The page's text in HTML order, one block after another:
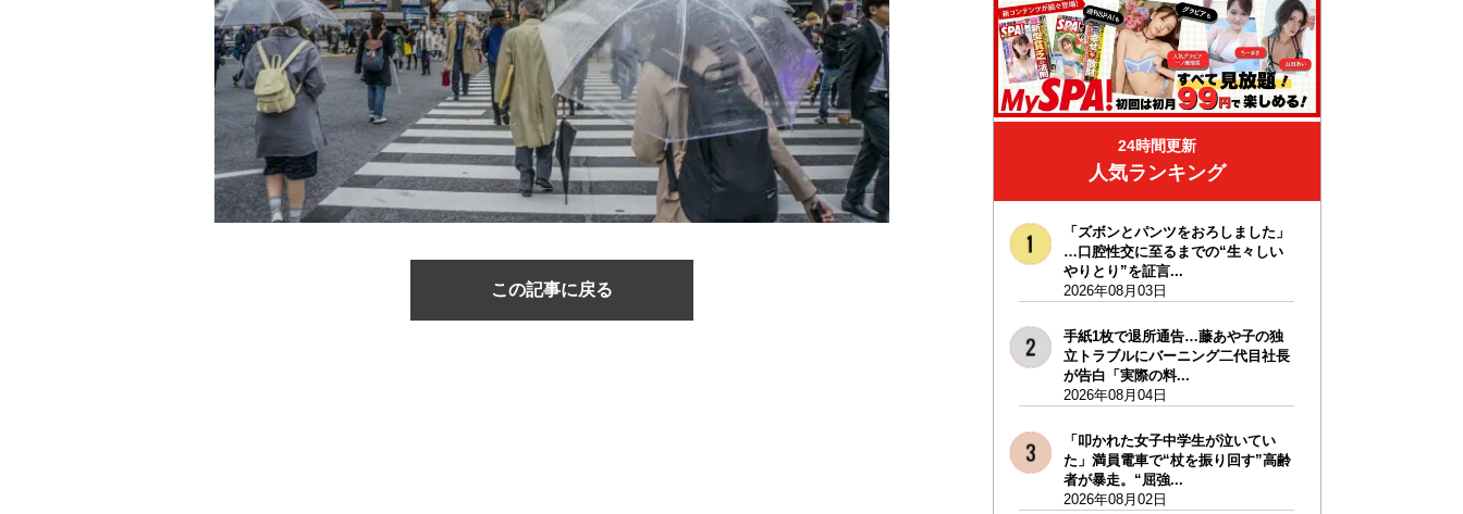
この記事に戻る
24時間更新
人気ランキング
「ズボンとパンツをおろしました」
…口腔性交に至るまでの“生々しい
やりとり”を証言...
2026年08月03日
手紙1枚で退所通告…藤あや子の独
立トラブルにバーニング二代目社長
が告白「実際の料...
2026年08月04日
「叩かれた女子中学生が泣いてい
た」満員電車で“杖を振り回す”高齢
者が暴走。“屈強...
2026年08月02日